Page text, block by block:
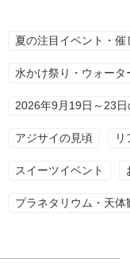
夏の注目イベント・催
水かけ祭り・ウォータ
2026年9月19日～23
アジサイの見頃 リ
スイーツイベント
プラネタリウム・天体